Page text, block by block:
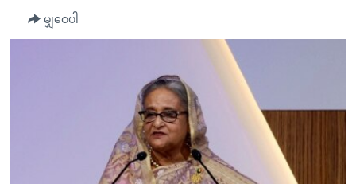
အစ္စရေး-ပါလက်စတိုင်း
အင်္ဂလိပ်စာလေ့လာမယ်
ရုပ်ရှင်ထဲက အင်္ဂလိပ်စာ
သုတပဒေသာ အင်္ဂလိပ်စာ
ရေဒီယိုနှင့်ရုပ်သံ အချက်အလက်များ
Learning English
မျှဝေပါ